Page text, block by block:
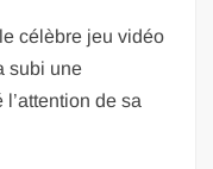
célèbre jeu vidéo
subi une
de sa